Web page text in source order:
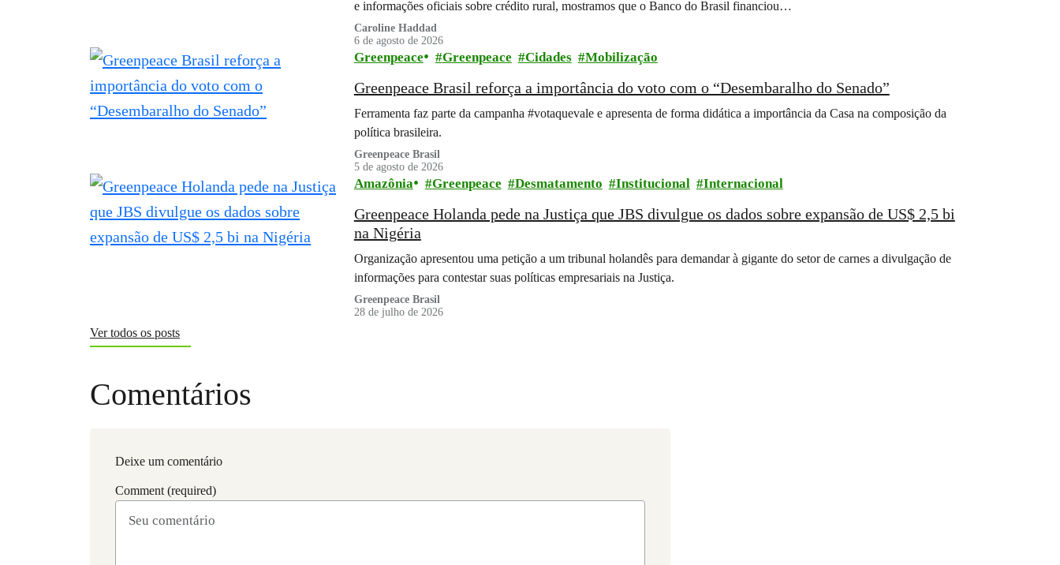
e informações oficiais sobre crédito rural, mostramos que o Banco do Brasil financiou…
Caroline Haddad
6 de agosto de 2026
Greenpeace Greenpeace Cidades Mobilização
Greenpeace Brasil reforça a importância do voto com o “Desembaralho do Senado”
Ferramenta faz parte da campanha #votaquevale e apresenta de forma didática a importância da Casa na composição da
política brasileira.
Greenpeace Brasil
5 de agosto de 2026
Amazônia Greenpeace Desmatamento Institucional Internacional
Greenpeace Holanda pede na Justiça que JBS divulgue os dados sobre expansão de US$ 2,5 bi
na Nigéria
Organização apresentou uma petição a um tribunal holandês para demandar à gigante do setor de carnes a divulgação de
informações para contestar suas políticas empresariais na Justiça.
Greenpeace Brasil
28 de julho de 2026
Ver todos os posts
Comentários
Deixe um comentário
Comment (required)